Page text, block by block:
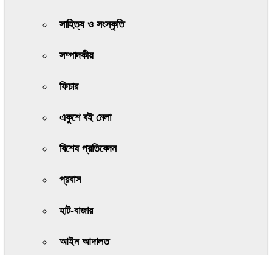
সাহিত্য ও সংস্কৃতি
সম্পাদকীয়
ফিচার
একুশে বই মেলা
বিশেষ প্রতিবেদন
প্রবাস
হাট-বাজার
আইন আদালত